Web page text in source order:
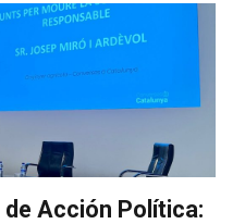
Acción Política: